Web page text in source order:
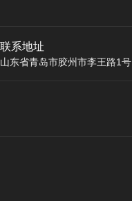
联系地址
山东省青岛市胶州市李王路1号